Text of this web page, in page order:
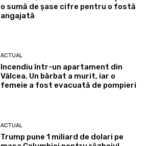
o sumă de șase cifre pentru o fostă
angajată
ACTUAL
Incendiu într-un apartament din
Vâlcea. Un bărbat a murit, iar o
femeie a fost evacuată de pompieri
ACTUAL
Trump pune 1 miliard de dolari pe